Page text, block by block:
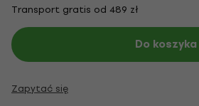
Transport gratis od 489 zł
Do koszyka
Zapytać się